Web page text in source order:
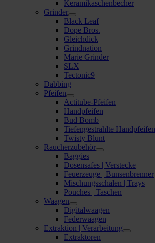
Keramikaschenbecher
Grinder
Black Leaf
Dope Bros.
Gleichdick
Grindnation
Marie Grinder
SLX
Tectonic9
Dabbing
Pfeifen
Actitube-Pfeifen
Handpfeifen
Bud Bomb
Tiefengestrahlte Handpfeifen
Twisty Blunt
Raucherzubehör
Baggies
Dosensafes | Verstecke
Feuerzeuge | Bunsenbrenner
Mischungsschalen | Trays
Pouches | Taschen
Waagen
Digitalwaagen
Federwaagen
Extraktion | Verarbeitung
Extraktoren